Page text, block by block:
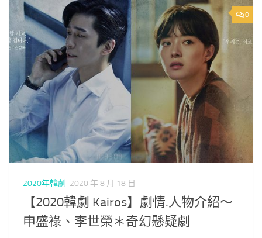
0
2020年韓劇 2020 年 8 月 18 日
【2020韓劇 Kairos】劇情.人物介紹～
申盛祿、李世榮＊奇幻懸疑劇